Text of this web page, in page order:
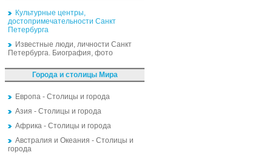
Культурные центры,
достопримечательности Санкт
Петербурга
Известные люди, личности Санкт
Петербурга. Биография, фото
Города и столицы Мира
Европа - Столицы и города
Азия - Столицы и города
Африка - Столицы и города
Австралия и Океания - Столицы и
города